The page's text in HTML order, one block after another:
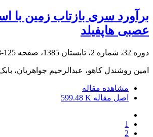
برآورد سری بازتاب زمین با
عصبی هاپفیلد
دوره 32، شماره 2، تابستان 1385، صفحه 125-138
امین روشندل کاهو، عبدالرحیم جواهریان،
مشاهده مقاله
اصل مقاله 599.48 K
1
2